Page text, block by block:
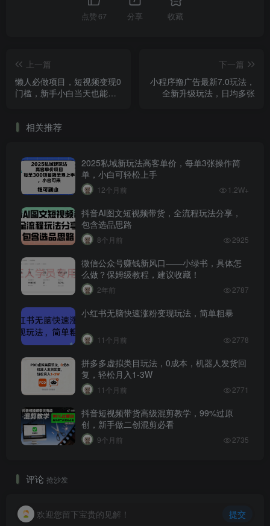
点赞 67 分享 收藏
上一篇
懒人必做项目，短视频变现0
门槛，新手小白当天也能见
下一篇
小程序撸广告最新7.0玩法，
全新升级玩法，日均多张
相关推荐
2025私域新玩法高客单价，每单3张操作简
单，小白可轻松上手
12个月前 1.2W+
抖音AI图文短视频带货，全流程玩法分享，
包含选品思路
8个月前 2925
微信公众号赚钱新风口——小绿书，具体怎
么做？保姆级教程，建议收藏！
2年前 2787
小红书无脑快速涨粉变现玩法，简单粗暴
11个月前 2778
拼多多虚拟类目玩法，0成本，机器人发货回
复，轻松月入1-3W
11个月前 2771
抖音短视频带货高级混剪教学，99%过原
创，新手做二创混剪必看
9个月前 2735
评论 抢沙发
欢迎您留下宝贵的见解！ 提交